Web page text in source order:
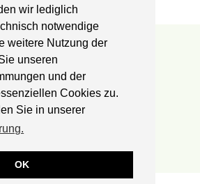
wir lediglich
notwendige
weitere Nutzung der
unseren
und der
Cookies zu.
Sie in unserer
OK
GmbH
Onkologie